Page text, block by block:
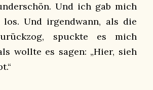
Und ich gab mich
Und irgendwann, als die
spuckte es mich
wollte es sagen: „Hier, sieh